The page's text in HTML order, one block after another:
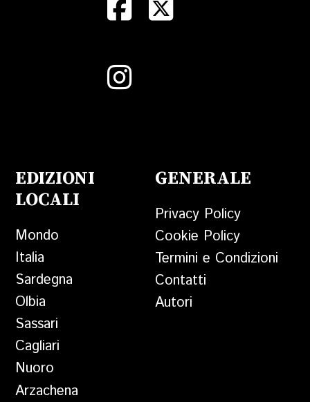
EDIZIONI
LOCALI
Mondo
Italia
Sardegna
Olbia
Sassari
Cagliari
Nuoro
Arzachena
GENERALE
Privacy Policy
Cookie Policy
Termini e Condizioni
Contatti
Autori